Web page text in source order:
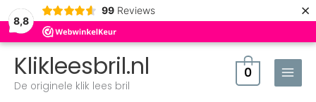
8,8
99 Reviews ×
Klikleesbril.nl
De originele klik lees bril
0